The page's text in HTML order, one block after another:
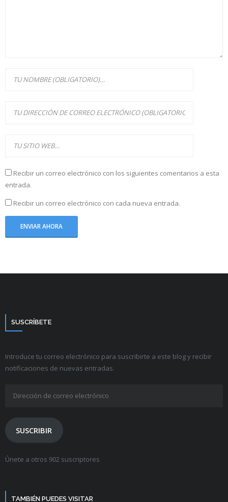
Recibir un correo electrónico con los siguientes comentarios a esta
entrada.
Recibir un correo electrónico con cada nueva entrada.
SUSCRÍBETE
Introduce tu correo electrónico para suscribirte a este blog y recibir
notificaciones de nuevas entradas.
electrónico
SUSCRIBIR
Únete a otros 902 suscriptores
TAMBIÉN PUEDES VISITAR